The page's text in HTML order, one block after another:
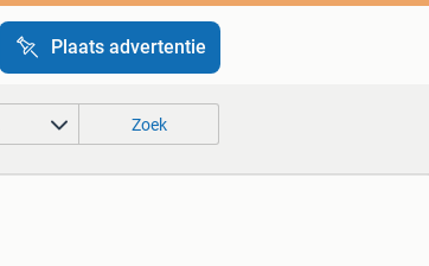
Plaats advertentie
Zoek